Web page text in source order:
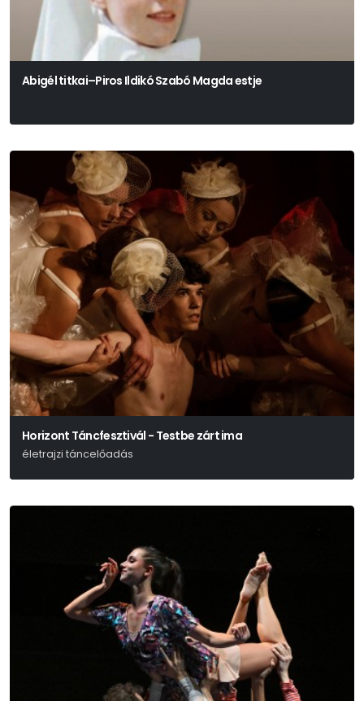
Abigél titkai–Piros Ildikó Szabó Magda estje
Horizont Táncfesztivál - Testbe zárt ima
életrajzi táncelőadás